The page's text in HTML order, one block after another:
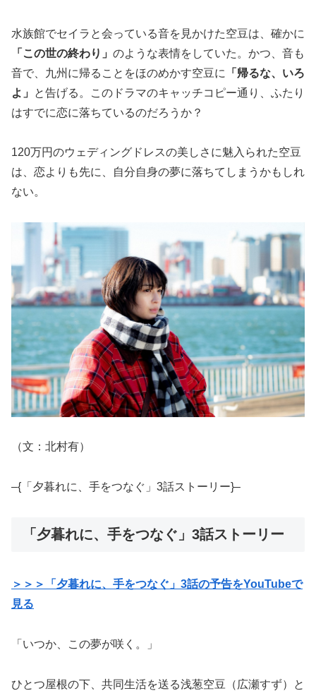
水族館でセイラと会っている音を見かけた空豆は、確かに
「この世の終わり」 のような表情をしていた。かつ、音も
音で、九州に帰ることをほのめかす空豆に
「帰るな、いろ
よ」
と告げる。このドラマのキャッチコピー通り、ふたり
はすでに恋に落ちているのだろうか？
120万円のウェディングドレスの美しさに魅入られた空豆
は、恋よりも先に、自分自身の夢に落ちてしまうかもしれ
ない。
（文：北村有）
–{「夕暮れに、手をつなぐ」3話ストーリー}–
「夕暮れに、手をつなぐ」3話ストーリー
＞＞＞「夕暮れに、手をつなぐ」3話の予告をYouTubeで
見る
「いつか、この夢が咲く。」
ひとつ屋根の下、共同生活を送る浅葱空豆（広瀬すず）と